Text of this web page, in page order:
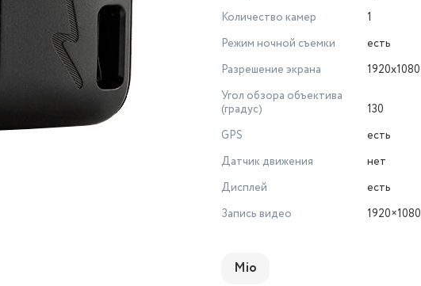
Количество камер
1
Режим ночной съемки
есть
Разрешение экрана
1920x1080
Угол обзора объектива
(градус)
130
GPS
есть
Датчик движения
нет
Дисплей
есть
Запись видео
1920×1080
Mio